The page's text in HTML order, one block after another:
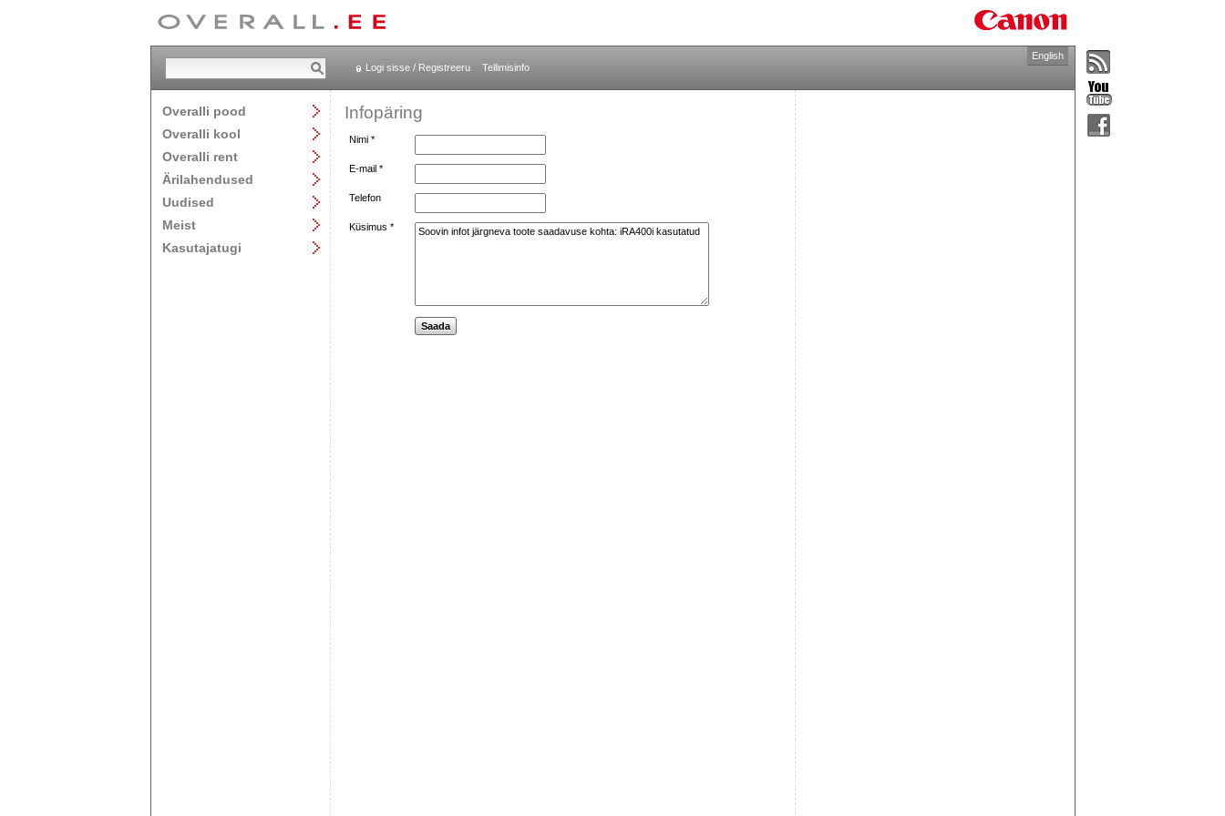
Logi sisse / Registreeru Tellimisinfo
English
Overalli pood
Overalli kool
Overalli rent
Ärilahendused
Uudised
Meist
Kasutajatugi
Infopäring
Nimi *
E-mail *
Telefon
Küsimus *
Saada